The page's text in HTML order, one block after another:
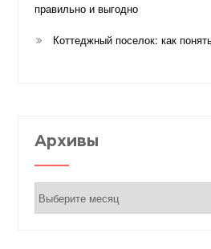
правильно и выгодно
Коттеджный поселок: как
Архивы
Архивы